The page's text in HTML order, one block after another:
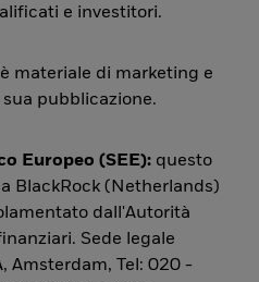
e investitori.
materiale di marketing e
pubblicazione.
Europeo (SEE): questo
BlackRock (Netherlands)
dall'Autorità
Sede legale
Amsterdam, Tel: 020 -